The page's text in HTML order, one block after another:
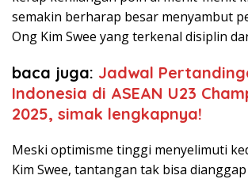
semakin berharap besar menyambut
Ong Kim Swee yang terkenal disiplin
baca juga: Jadwal
Indonesia di ASEAN U23
2025, simak lengkapnya!
Meski optimisme tinggi menyelimuti
Kim Swee, tantangan tak bisa